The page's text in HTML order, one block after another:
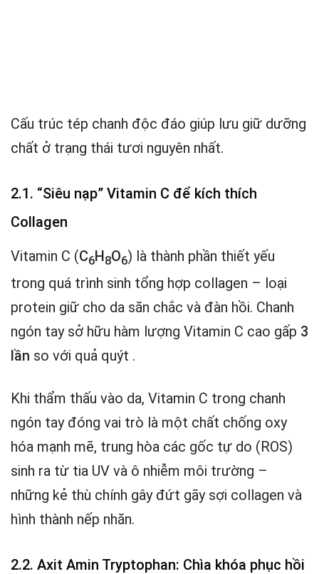
Cấu trúc tép chanh độc đáo giúp lưu giữ dưỡng
chất ở trạng thái tươi nguyên nhất.
2.1. “Siêu nạp” Vitamin C để kích thích
Collagen
Vitamin C (C6H8O6) là thành phần thiết yếu
trong quá trình sinh tổng hợp collagen – loại
protein giữ cho da săn chắc và đàn hồi. Chanh
ngón tay sở hữu hàm lượng Vitamin C cao gấp 3
lần so với quả quýt .
Khi thẩm thấu vào da, Vitamin C trong chanh
ngón tay đóng vai trò là một chất chống oxy
hóa mạnh mẽ, trung hòa các gốc tự do (ROS)
sinh ra từ tia UV và ô nhiễm môi trường –
những kẻ thù chính gây đứt gãy sợi collagen và
hình thành nếp nhăn.
2.2. Axit Amin Tryptophan: Chìa khóa phục hồi